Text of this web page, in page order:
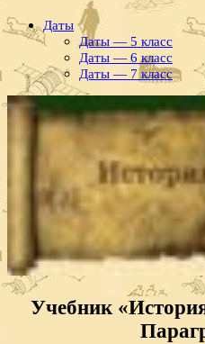
Даты
Даты — 5 класс
Даты — 6 класс
Даты — 7 класс
Учебник